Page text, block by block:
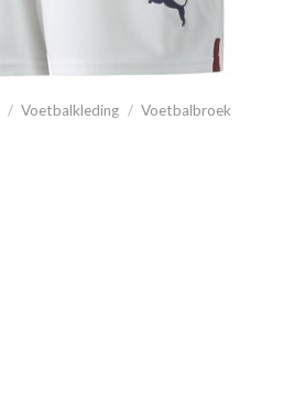
/ Voetbalkleding / Voetbalbroek